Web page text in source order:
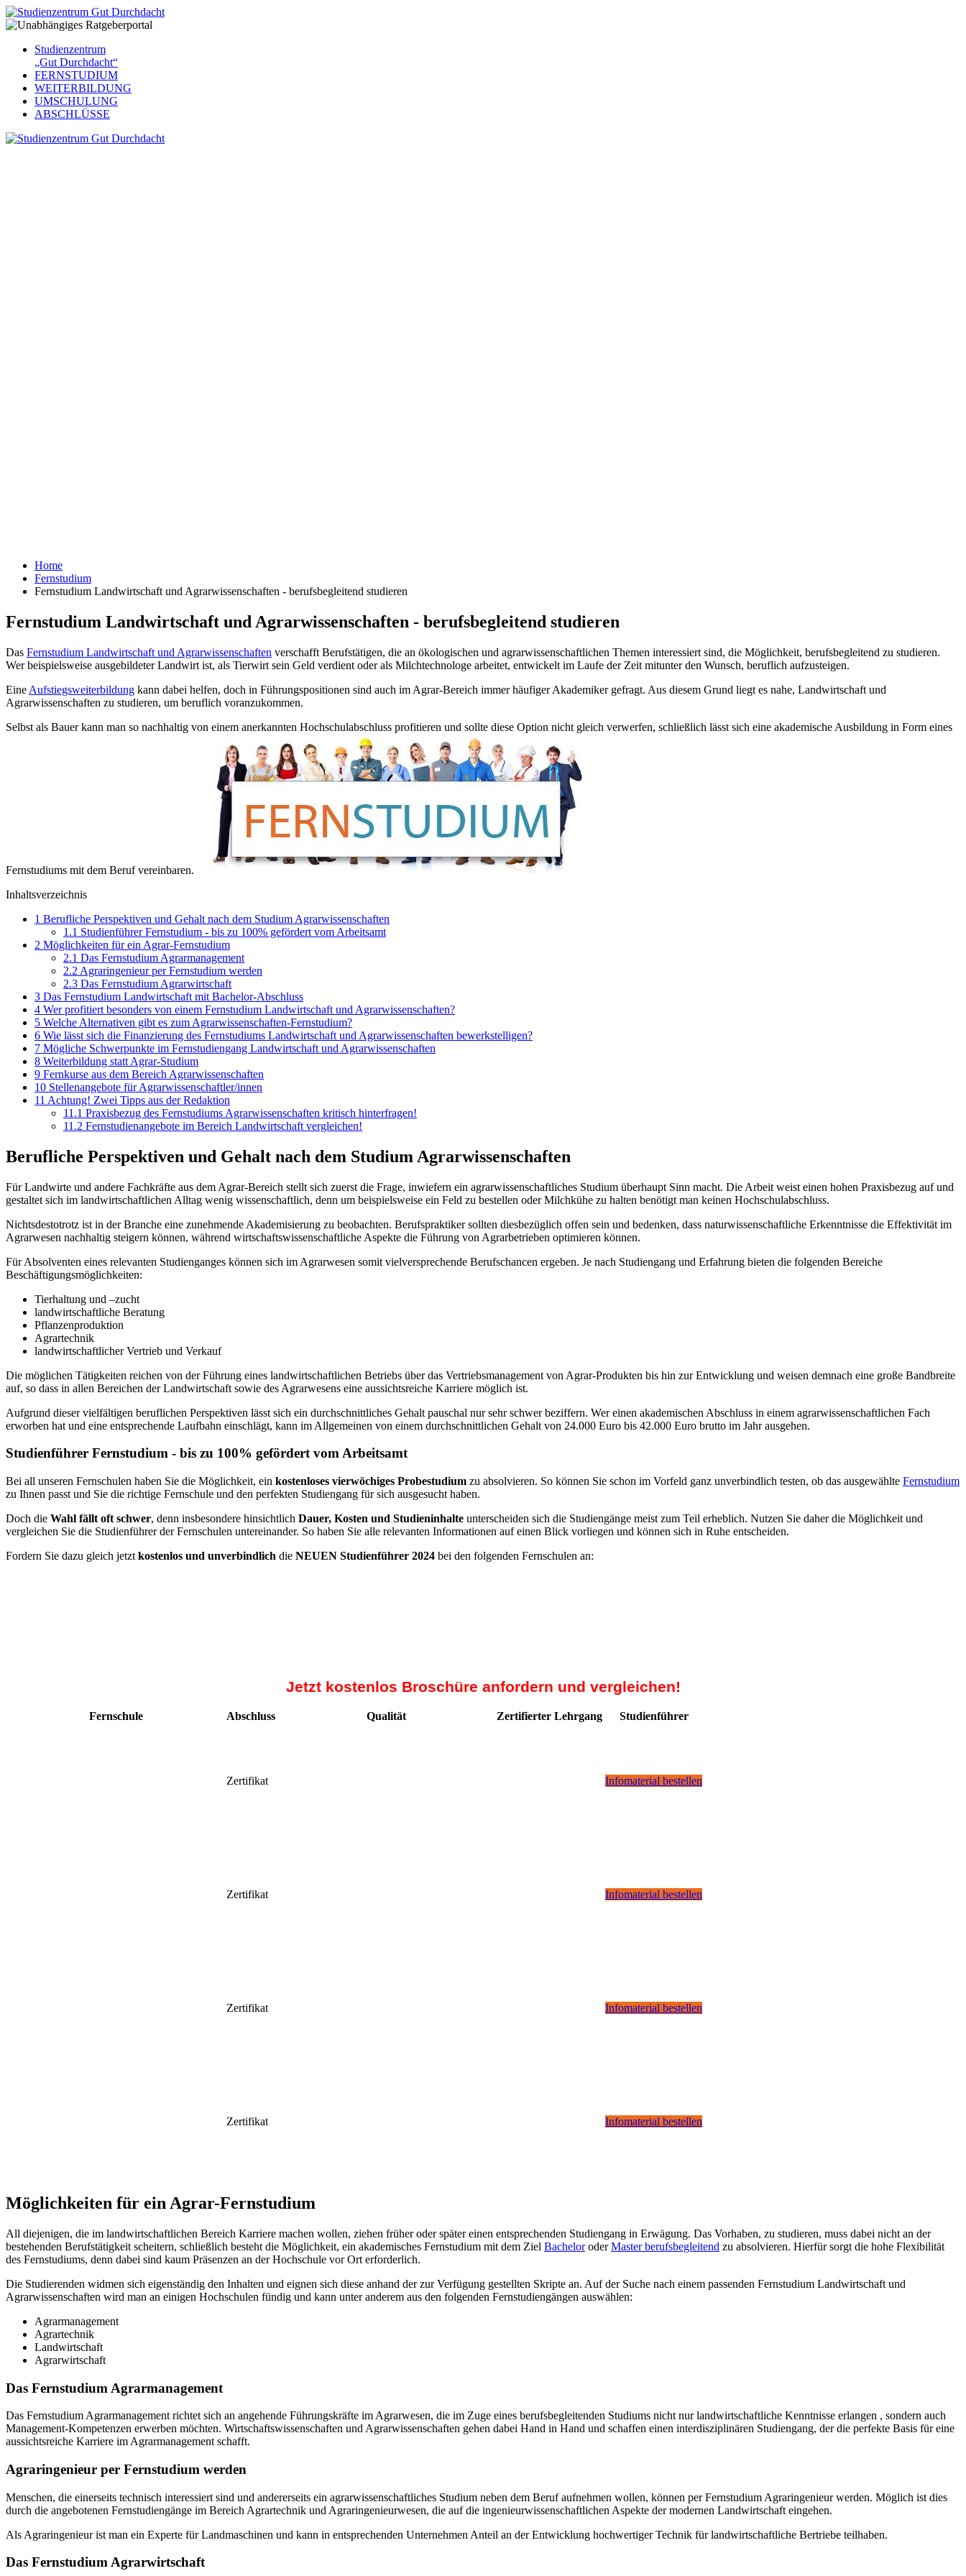
Studienzentrum
„Gut Durchdacht“
FERNSTUDIUM
WEITERBILDUNG
UMSCHULUNG
ABSCHLÜSSE
Home
Fernstudium
Fernstudium Landwirtschaft und Agrarwissenschaften - berufsbegleitend studieren
Fernstudium Landwirtschaft und Agrarwissenschaften - berufsbegleitend studieren
Das Fernstudium Landwirtschaft und Agrarwissenschaften verschafft Berufstätigen, die an ökologischen und agrarwissenschaftlichen Themen interessiert sind, die Möglichkeit, berufsbegleitend zu studieren.
Wer beispielsweise ausgebildeter Landwirt ist, als Tierwirt sein Geld verdient oder als Milchtechnologe arbeitet, entwickelt im Laufe der Zeit mitunter den Wunsch, beruflich aufzusteigen.
Eine Aufstiegsweiterbildung kann dabei helfen, doch in Führungspositionen sind auch im Agrar-Bereich immer häufiger Akademiker gefragt. Aus diesem Grund liegt es nahe, Landwirtschaft und
Agrarwissenschaften zu studieren, um beruflich voranzukommen.
Selbst als Bauer kann man so nachhaltig von einem anerkannten Hochschulabschluss profitieren und sollte diese Option nicht gleich verwerfen, schließlich lässt sich eine akademische Ausbildung in Form eines
Fernstudiums mit dem Beruf vereinbaren.
Inhaltsverzeichnis
1 Berufliche Perspektiven und Gehalt nach dem Studium Agrarwissenschaften
1.1 Studienführer Fernstudium - bis zu 100% gefördert vom Arbeitsamt
2 Möglichkeiten für ein Agrar-Fernstudium
2.1 Das Fernstudium Agrarmanagement
2.2 Agraringenieur per Fernstudium werden
2.3 Das Fernstudium Agrarwirtschaft
3 Das Fernstudium Landwirtschaft mit Bachelor-Abschluss
4 Wer profitiert besonders von einem Fernstudium Landwirtschaft und Agrarwissenschaften?
5 Welche Alternativen gibt es zum Agrarwissenschaften-Fernstudium?
6 Wie lässt sich die Finanzierung des Fernstudiums Landwirtschaft und Agrarwissenschaften bewerkstelligen?
7 Mögliche Schwerpunkte im Fernstudiengang Landwirtschaft und Agrarwissenschaften
8 Weiterbildung statt Agrar-Studium
9 Fernkurse aus dem Bereich Agrarwissenschaften
10 Stellenangebote für Agrarwissenschaftler/innen
11 Achtung! Zwei Tipps aus der Redaktion
11.1 Praxisbezug des Fernstudiums Agrarwissenschaften kritisch hinterfragen!
11.2 Fernstudienangebote im Bereich Landwirtschaft vergleichen!
Berufliche Perspektiven und Gehalt nach dem Studium Agrarwissenschaften
Für Landwirte und andere Fachkräfte aus dem Agrar-Bereich stellt sich zuerst die Frage, inwiefern ein agrarwissenschaftliches Studium überhaupt Sinn macht. Die Arbeit weist einen hohen Praxisbezug auf und
gestaltet sich im landwirtschaftlichen Alltag wenig wissenschaftlich, denn um beispielsweise ein Feld zu bestellen oder Milchkühe zu halten benötigt man keinen Hochschulabschluss.
Nichtsdestotrotz ist in der Branche eine zunehmende Akademisierung zu beobachten. Berufspraktiker sollten diesbezüglich offen sein und bedenken, dass naturwissenschaftliche Erkenntnisse die Effektivität im
Agrarwesen nachhaltig steigern können, während wirtschaftswissenschaftliche Aspekte die Führung von Agrarbetrieben optimieren können.
Für Absolventen eines relevanten Studienganges können sich im Agrarwesen somit vielversprechende Berufschancen ergeben. Je nach Studiengang und Erfahrung bieten die folgenden Bereiche
Beschäftigungsmöglichkeiten:
Tierhaltung und –zucht
landwirtschaftliche Beratung
Pflanzenproduktion
Agrartechnik
landwirtschaftlicher Vertrieb und Verkauf
Die möglichen Tätigkeiten reichen von der Führung eines landwirtschaftlichen Betriebs über das Vertriebsmanagement von Agrar-Produkten bis hin zur Entwicklung und weisen demnach eine große Bandbreite
auf, so dass in allen Bereichen der Landwirtschaft sowie des Agrarwesens eine aussichtsreiche Karriere möglich ist.
Aufgrund dieser vielfältigen beruflichen Perspektiven lässt sich ein durchschnittliches Gehalt pauschal nur sehr schwer beziffern. Wer einen akademischen Abschluss in einem agrarwissenschaftlichen Fach
erworben hat und eine entsprechende Laufbahn einschlägt, kann im Allgemeinen von einem durchschnittlichen Gehalt von 24.000 Euro bis 42.000 Euro brutto im Jahr ausgehen.
Studienführer Fernstudium - bis zu 100% gefördert vom Arbeitsamt
Bei all unseren Fernschulen haben Sie die Möglichkeit, ein kostenloses vierwöchiges Probestudium zu absolvieren. So können Sie schon im Vorfeld ganz unverbindlich testen, ob das ausgewählte Fernstudium
zu Ihnen passt und Sie die richtige Fernschule und den perfekten Studiengang für sich ausgesucht haben.
Doch die Wahl fällt oft schwer, denn insbesondere hinsichtlich Dauer, Kosten und Studieninhalte unterscheiden sich die Studiengänge meist zum Teil erheblich. Nutzen Sie daher die Möglichkeit und
vergleichen Sie die Studienführer der Fernschulen untereinander. So haben Sie alle relevanten Informationen auf einen Blick vorliegen und können sich in Ruhe entscheiden.
Fordern Sie dazu gleich jetzt kostenlos und unverbindlich die NEUEN Studienführer 2024 bei den folgenden Fernschulen an:
Jetzt kostenlos Broschüre anfordern und vergleichen!
Fernschule Abschluss Qualität Zertifierter Lehrgang Studienführer
Zertifikat Infomaterial bestellen
Zertifikat Infomaterial bestellen
Zertifikat Infomaterial bestellen
Zertifikat Infomaterial bestellen
Möglichkeiten für ein Agrar-Fernstudium
All diejenigen, die im landwirtschaftlichen Bereich Karriere machen wollen, ziehen früher oder später einen entsprechenden Studiengang in Erwägung. Das Vorhaben, zu studieren, muss dabei nicht an der
bestehenden Berufstätigkeit scheitern, schließlich besteht die Möglichkeit, ein akademisches Fernstudium mit dem Ziel BacheloroderMaster berufsbegleitend zu absolvieren. Hierfür sorgt die hohe Flexibilität
des Fernstudiums, denn dabei sind kaum Präsenzen an der Hochschule vor Ort erforderlich.
Die Studierenden widmen sich eigenständig den Inhalten und eignen sich diese anhand der zur Verfügung gestellten Skripte an. Auf der Suche nach einem passenden Fernstudium Landwirtschaft und
Agrarwissenschaften wird man an einigen Hochschulen fündig und kann unter anderem aus den folgenden Fernstudiengängen auswählen:
Agrarmanagement
Agrartechnik
Landwirtschaft
Agrarwirtschaft
Das Fernstudium Agrarmanagement
Das Fernstudium Agrarmanagement richtet sich an angehende Führungskräfte im Agrarwesen, die im Zuge eines berufsbegleitenden Studiums nicht nur landwirtschaftliche Kenntnisse erlangen , sondern auch
Management-Kompetenzen erwerben möchten. Wirtschaftswissenschaften und Agrarwissenschaften gehen dabei Hand in Hand und schaffen einen interdisziplinären Studiengang, der die perfekte Basis für eine
aussichtsreiche Karriere im Agrarmanagement schafft.
Agraringenieur per Fernstudium werden
Menschen, die einerseits technisch interessiert sind und andererseits ein agrarwissenschaftliches Studium neben dem Beruf aufnehmen wollen, können per Fernstudium Agraringenieur werden. Möglich ist dies
durch die angebotenen Fernstudiengänge im Bereich Agrartechnik und Agraringenieurwesen, die auf die ingenieurwissenschaftlichen Aspekte der modernen Landwirtschaft eingehen.
Als Agraringenieur ist man ein Experte für Landmaschinen und kann in entsprechenden Unternehmen Anteil an der Entwicklung hochwertiger Technik für landwirtschaftliche Bertriebe teilhaben.
Das Fernstudium Agrarwirtschaft